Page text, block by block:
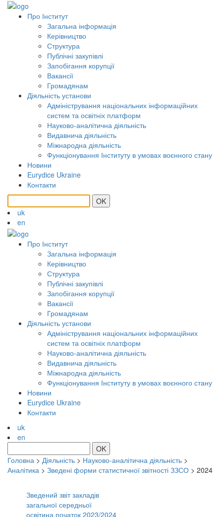
Про Інститут
Загальна інформація
Керівництво
Структура
Публічні закупівлі
Запобігання корупції
Вакансії
Громадянам
Діяльність установи
Адміністрування національних інформаційних
систем та освітніх платформ
Науково-аналітична діяльність
Видавнича діяльність
Міжнародна діяльність
Функціонування Інституту в умовах воєнного стану
Новини
Eurydice Ukraine
Контакти
OK
uk
en
Про Інститут
Загальна інформація
Керівництво
Структура
Публічні закупівлі
Запобігання корупції
Вакансії
Громадянам
Діяльність установи
Адміністрування національних інформаційних
систем та освітніх платформ
Науково-аналітична діяльність
Видавнича діяльність
Міжнародна діяльність
Функціонування Інституту в умовах воєнного стану
Новини
Eurydice Ukraine
Контакти
uk
en
OK
Головна > Діяльність > Науково-аналітична діяльність >
Аналітика > Зведені форми статистичної звітності ЗЗСО > 2024
Зведений звіт закладів
загальної середньої
освітина початок 2023/2024